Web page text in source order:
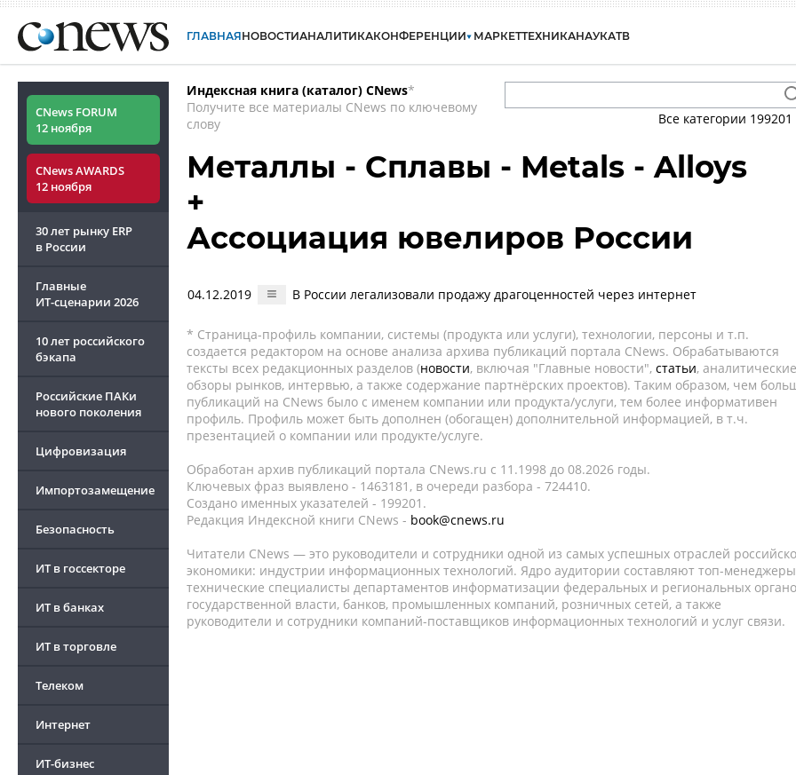
ГЛАВНАЯНОВОСТИАНАЛИТИКАКОНФЕРЕНЦИИ МАРКЕТТЕХНИКАНАУКАТВ
CNews FORUM
12 ноября
CNews AWARDS
12 ноября
30 лет рынку ERP
в России
Главные
ИТ-сценарии 2026
10 лет российского
бэкапа
Российские ПАКи
нового поколения
Цифровизация
Импортозамещение
Безопасность
ИТ в госсекторе
ИТ в банках
ИТ в торговле
Телеком
Интернет
ИТ-бизнес
Индексная книга (каталог) CNews*
Получите все материалы CNews по ключевому
слову
Все категории 199201
Металлы - Сплавы - Metals - Alloys
+
Ассоциация ювелиров России
04.12.2019 В России легализовали продажу драгоценностей через интернет
* Страница-профиль компании, системы (продукта или услуги), технологии, персоны и т.п.
создается редактором на основе анализа архива публикаций портала CNews. Обрабатываются
тексты всех редакционных разделов (новости, включая "Главные новости", статьи, аналитические
обзоры рынков, интервью, а также содержание партнёрских проектов). Таким образом, чем
публикаций на CNews было с именем компании или продукта/услуги, тем более информативен
профиль. Профиль может быть дополнен (обогащен) дополнительной информацией, в т.ч.
презентацией о компании или продукте/услуге.
Обработан архив публикаций портала CNews.ru c 11.1998 до 08.2026 годы.
Ключевых фраз выявлено - 1463181, в очереди разбора - 724410.
Создано именных указателей - 199201.
Редакция Индексной книги CNews - book@cnews.ru
Читатели CNews — это руководители и сотрудники одной из самых успешных отраслей
экономики: индустрии информационных технологий. Ядро аудитории составляют топ-
технические специалисты департаментов информатизации федеральных и региональных
государственной власти, банков, промышленных компаний, розничных сетей, а также
руководители и сотрудники компаний-поставщиков информационных технологий и услуг связи.